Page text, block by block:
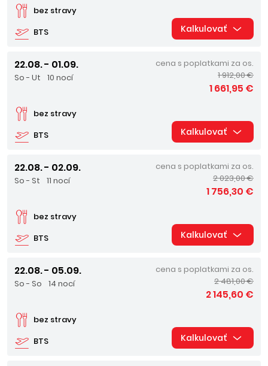
BTS
bez stravy
Kalkulovať
22.08. - 01.09.
So - Ut 10 nocí
BTS
bez stravy
cena s poplatkami za os.
1 912,00 €
1 661,95 €
Kalkulovať
22.08. - 02.09.
So - St 11 nocí
BTS
bez stravy
cena s poplatkami za os.
2 023,00 €
1 756,30 €
Kalkulovať
22.08. - 05.09.
So - So 14 nocí
BTS
bez stravy
cena s poplatkami za os.
2 481,00 €
2 145,60 €
Kalkulovať